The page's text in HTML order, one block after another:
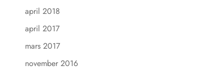
april 2018
april 2017
mars 2017
november 2016